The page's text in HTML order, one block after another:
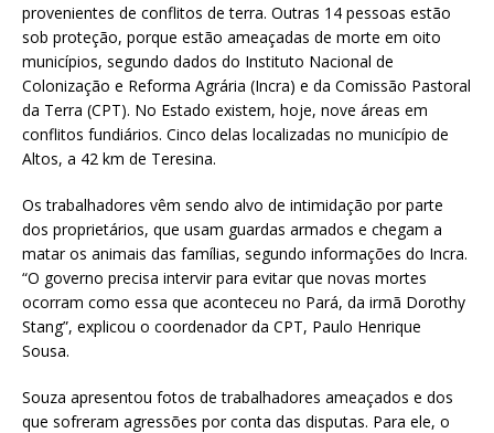
provenientes de conflitos de terra. Outras 14 pessoas estão
sob proteção, porque estão ameaçadas de morte em oito
municípios, segundo dados do Instituto Nacional de
Colonização e Reforma Agrária (Incra) e da Comissão Pastoral
da Terra (CPT). No Estado existem, hoje, nove áreas em
conflitos fundiários. Cinco delas localizadas no município de
Altos, a 42 km de Teresina.
Os trabalhadores vêm sendo alvo de intimidação por parte
dos proprietários, que usam guardas armados e chegam a
matar os animais das famílias, segundo informações do Incra.
“O governo precisa intervir para evitar que novas mortes
ocorram como essa que aconteceu no Pará, da irmã Dorothy
Stang”, explicou o coordenador da CPT, Paulo Henrique
Sousa.
Souza apresentou fotos de trabalhadores ameaçados e dos
que sofreram agressões por conta das disputas. Para ele, o